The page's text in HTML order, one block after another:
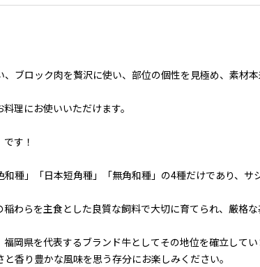
ブロック肉を贅沢に使い、部位の個性を見極め、素材
理にお使いいただけます。
す！
種」「日本短角種」「無角和種」の4種だけであり、
わらを主食とした良質な飼料で大切に育てられ、厳格な
岡県を代表するブランド牛としてその地位を確立してい
香り豊かな風味を思う存分にお楽しみください。